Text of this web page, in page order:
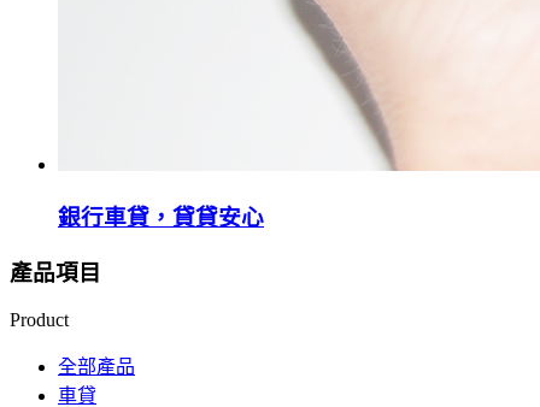
銀行車貸，貸貸安心
產品項目
Product
全部產品
車貸